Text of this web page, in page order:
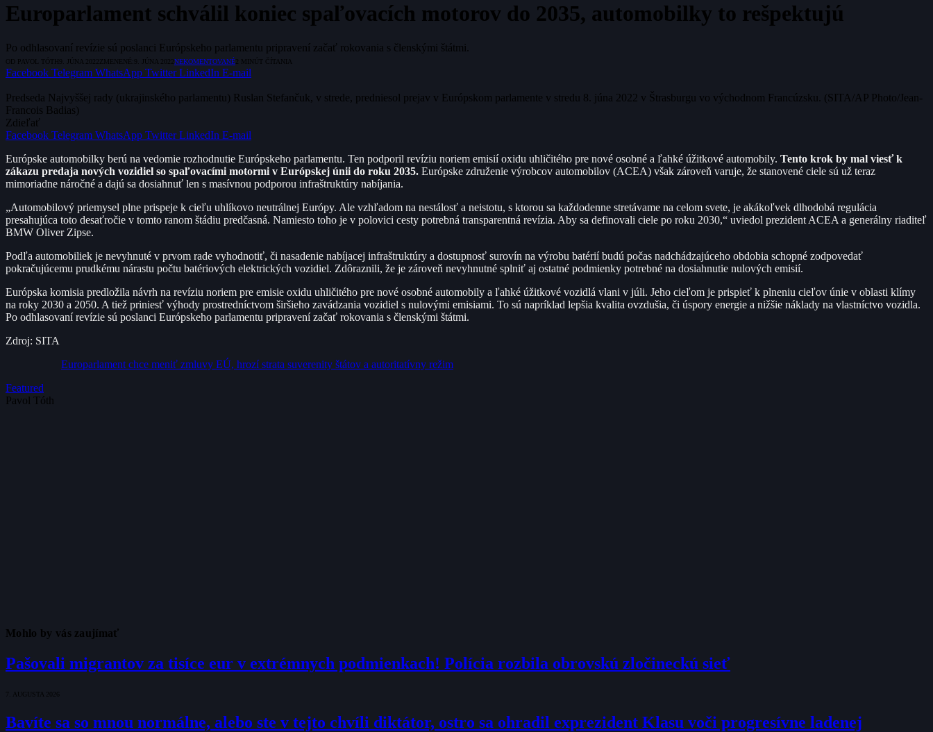
Europarlament schválil koniec spaľovacích motorov do 2035, automobilky to rešpektujú
Po odhlasovaní revízie sú poslanci Európskeho parlamentu pripravení začať rokovania s členskými štátmi.
OD PAVOL TÓTH 9. JÚNA 2022 ZMENENÉ: 9. JÚNA 2022 NEKOMENTOVANÉ 2 MINÚT ČÍTANIA
Facebook Telegram WhatsApp Twitter LinkedIn E-mail
Predseda Najvyššej rady (ukrajinského parlamentu) Ruslan Stefančuk, v strede, predniesol prejav v Európskom parlamente v stredu 8. júna 2022 v Štrasburgu vo východnom Francúzsku. (SITA/AP Photo/Jean-
Francois Badias)
Zdieľať
Facebook Telegram WhatsApp Twitter LinkedIn E-mail
Európske automobilky berú na vedomie rozhodnutie Európskeho parlamentu. Ten podporil revíziu noriem emisií oxidu uhličitého pre nové osobné a ľahké úžitkové automobily. Tento krok by mal viesť k
zákazu predaja nových vozidiel so spaľovacími motormi v Európskej únii do roku 2035. Európske združenie výrobcov automobilov (ACEA) však zároveň varuje, že stanovené ciele sú už teraz
mimoriadne náročné a dajú sa dosiahnuť len s masívnou podporou infraštruktúry nabíjania.
„Automobilový priemysel plne prispeje k cieľu uhlíkovo neutrálnej Európy. Ale vzhľadom na nestálosť a neistotu, s ktorou sa každodenne stretávame na celom svete, je akákoľvek dlhodobá regulácia
presahujúca toto desaťročie v tomto ranom štádiu predčasná. Namiesto toho je v polovici cesty potrebná transparentná revízia. Aby sa definovali ciele po roku 2030,“ uviedol prezident ACEA a generálny riaditeľ
BMW Oliver Zipse.
Podľa automobiliek je nevyhnuté v prvom rade vyhodnotiť, či nasadenie nabíjacej infraštruktúry a dostupnosť surovín na výrobu batérií budú počas nadchádzajúceho obdobia schopné zodpovedať
pokračujúcemu prudkému nárastu počtu batériových elektrických vozidiel. Zdôraznili, že je zároveň nevyhnutné splniť aj ostatné podmienky potrebné na dosiahnutie nulových emisií.
Európska komisia predložila návrh na revíziu noriem pre emisie oxidu uhličitého pre nové osobné automobily a ľahké úžitkové vozidlá vlani v júli. Jeho cieľom je prispieť k plneniu cieľov únie v oblasti klímy
na roky 2030 a 2050. A tiež priniesť výhody prostredníctvom širšieho zavádzania vozidiel s nulovými emisiami. To sú napríklad lepšia kvalita ovzdušia, či úspory energie a nižšie náklady na vlastníctvo vozidla.
Po odhlasovaní revízie sú poslanci Európskeho parlamentu pripravení začať rokovania s členskými štátmi.
Zdroj: SITA
Europarlament chce meniť zmluvy EÚ, hrozí strata suverenity štátov a autoritatívny režim
Featured
Pavol Tóth
Mohlo by vás zaujímať
Pašovali migrantov za tisíce eur v extrémnych podmienkach! Polícia rozbila obrovskú zločineckú sieť
7. AUGUSTA 2026
Bavíte sa so mnou normálne, alebo ste v tejto chvíli diktátor, ostro sa ohradil exprezident Klasu voči progresívne ladenej